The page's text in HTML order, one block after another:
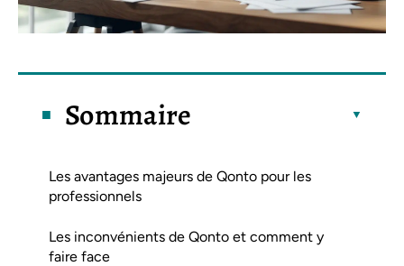
Sommaire
Les avantages majeurs de Qonto pour les
professionnels
Les inconvénients de Qonto et comment y
faire face